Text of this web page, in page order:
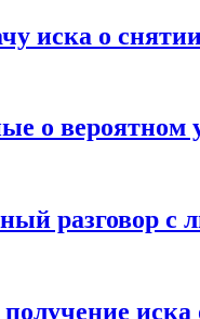
иска о
о
разговор с